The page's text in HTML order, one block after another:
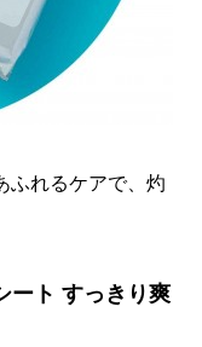
ふれるケアで、灼
ート すっきり爽